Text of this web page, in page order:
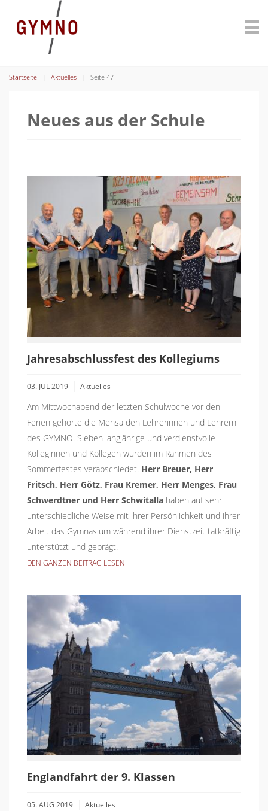
Startseite Aktuelles Seite 47
Neues aus der Schule
Jahresabschlussfest des Kollegiums
03. JUL 2019 Aktuelles
Am Mittwochabend der letzten Schulwoche vor den
Ferien gehörte die Mensa den Lehrerinnen und Lehrern
des GYMNO. Sieben langjährige und verdienstvolle
Kolleginnen und Kollegen wurden im Rahmen des
Sommerfestes verabschiedet. Herr Breuer, Herr
Fritsch, Herr Götz, Frau Kremer, Herr Menges, Frau
Schwerdtner und Herr Schwitalla haben auf sehr
unterschiedliche Weise mit ihrer Persönlichkeit und ihrer
Arbeit das Gymnasium während ihrer Dienstzeit tatkräftig
unterstützt und geprägt.
DEN GANZEN BEITRAG LESEN
Englandfahrt der 9. Klassen
05. AUG 2019 Aktuelles